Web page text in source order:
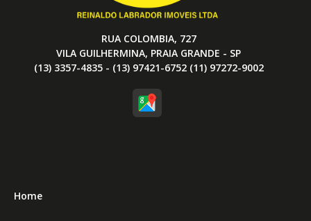
RUA COLOMBIA, 727
VILA GUILHERMINA, PRAIA GRANDE - SP
(13) 3357-4835 - (13) 97421-6752 (11) 97272-9002
Home